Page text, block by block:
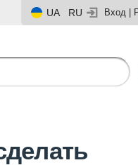
UA RU Вход